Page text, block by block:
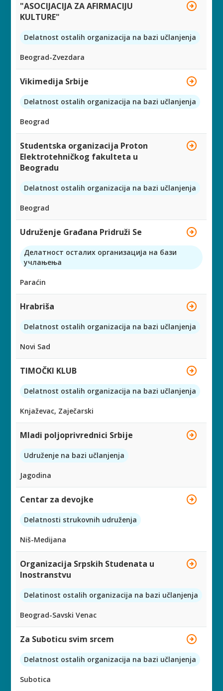
"ASOCIJACIJA ZA AFIRMACIJU
KULTURE"
Delatnost ostalih organizacija na bazi učlanjenja
Beograd-Zvezdara
Vikimedija Srbije
Delatnost ostalih organizacija na bazi učlanjenja
Beograd
Studentska organizacija Proton
Elektrotehničkog fakulteta u
Beogradu
Delatnost ostalih organizacija na bazi učlanjenja
Beograd
Udruženje Građana Pridruži Se
Делатност осталих организација на бази
учлањења
Paraćin
Hrabriša
Delatnost ostalih organizacija na bazi učlanjenja
Novi Sad
TIMOČKI KLUB
Delatnost ostalih organizacija na bazi učlanjenja
Knjaževac, Zaječarski
Mladi poljoprivrednici Srbije
Udruženje na bazi učlanjenja
Jagodina
Centar za devojke
Delatnosti strukovnih udruženja
Niš-Medijana
Organizacija Srpskih Studenata u
Inostranstvu
Delatinost ostalih organizacija na bazi učlanjenja
Beograd-Savski Venac
Za Suboticu svim srcem
Delatnost ostalih organizacija na bazi učlanjenja
Subotica